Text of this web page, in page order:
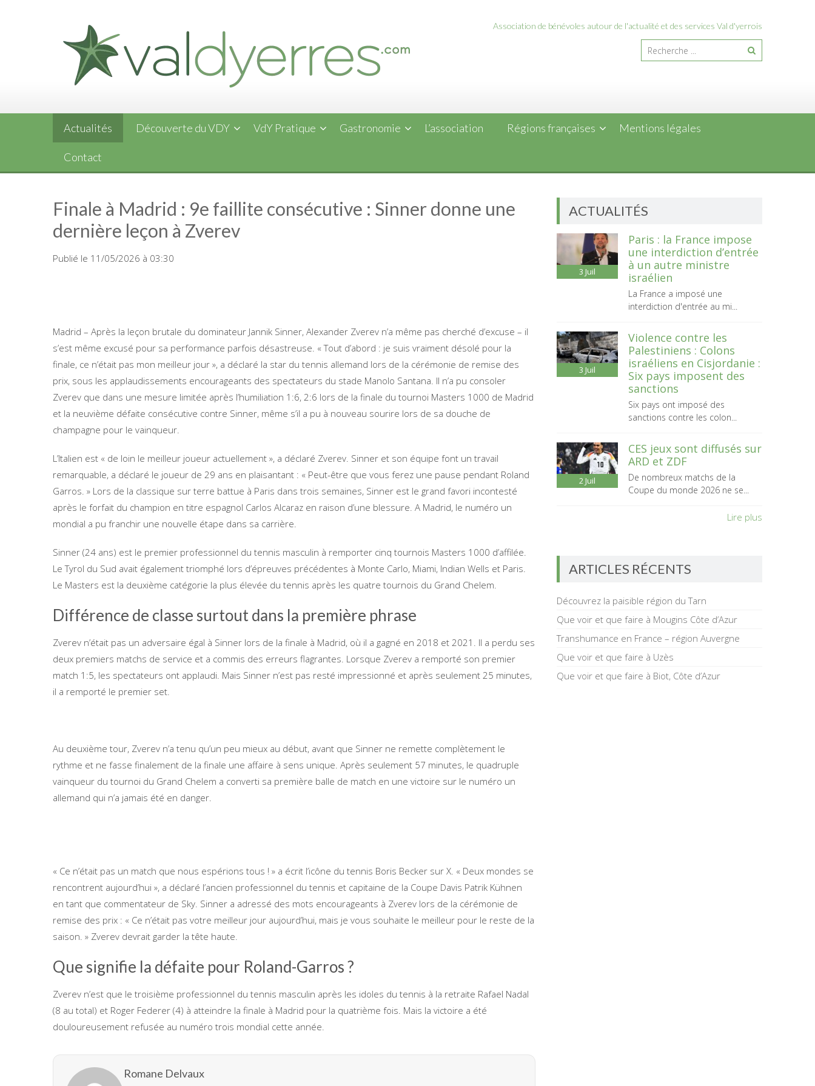
Association de bénévoles autour de l'actualité et des services Val d'yerrois
Actualités Découverte du VDY VdY Pratique Gastronomie L’association Régions françaises Mentions légales
Contact
Finale à Madrid : 9e faillite consécutive : Sinner donne une
dernière leçon à Zverev
Publié le 11/05/2026 à 03:30
Madrid – Après la leçon brutale du dominateur Jannik Sinner, Alexander Zverev n’a même pas cherché d’excuse – il
s’est même excusé pour sa performance parfois désastreuse. « Tout d’abord : je suis vraiment désolé pour la
finale, ce n’était pas mon meilleur jour », a déclaré la star du tennis allemand lors de la cérémonie de remise des
prix, sous les applaudissements encourageants des spectateurs du stade Manolo Santana. Il n’a pu consoler
Zverev que dans une mesure limitée après l’humiliation 1:6, 2:6 lors de la finale du tournoi Masters 1000 de Madrid
et la neuvième défaite consécutive contre Sinner, même s’il a pu à nouveau sourire lors de sa douche de
champagne pour le vainqueur.
L’Italien est « de loin le meilleur joueur actuellement », a déclaré Zverev. Sinner et son équipe font un travail
remarquable, a déclaré le joueur de 29 ans en plaisantant : « Peut-être que vous ferez une pause pendant Roland
Garros. » Lors de la classique sur terre battue à Paris dans trois semaines, Sinner est le grand favori incontesté
après le forfait du champion en titre espagnol Carlos Alcaraz en raison d’une blessure. A Madrid, le numéro un
mondial a pu franchir une nouvelle étape dans sa carrière.
Sinner (24 ans) est le premier professionnel du tennis masculin à remporter cinq tournois Masters 1000 d’affilée.
Le Tyrol du Sud avait également triomphé lors d’épreuves précédentes à Monte Carlo, Miami, Indian Wells et Paris.
Le Masters est la deuxième catégorie la plus élevée du tennis après les quatre tournois du Grand Chelem.
Différence de classe surtout dans la première phrase
Zverev n’était pas un adversaire égal à Sinner lors de la finale à Madrid, où il a gagné en 2018 et 2021. Il a perdu ses
deux premiers matchs de service et a commis des erreurs flagrantes. Lorsque Zverev a remporté son premier
match 1:5, les spectateurs ont applaudi. Mais Sinner n’est pas resté impressionné et après seulement 25 minutes,
il a remporté le premier set.
Au deuxième tour, Zverev n’a tenu qu’un peu mieux au début, avant que Sinner ne remette complètement le
rythme et ne fasse finalement de la finale une affaire à sens unique. Après seulement 57 minutes, le quadruple
vainqueur du tournoi du Grand Chelem a converti sa première balle de match en une victoire sur le numéro un
allemand qui n’a jamais été en danger.
« Ce n’était pas un match que nous espérions tous ! » a écrit l’icône du tennis Boris Becker sur X. « Deux mondes se
rencontrent aujourd’hui », a déclaré l’ancien professionnel du tennis et capitaine de la Coupe Davis Patrik Kühnen
en tant que commentateur de Sky. Sinner a adressé des mots encourageants à Zverev lors de la cérémonie de
remise des prix : « Ce n’était pas votre meilleur jour aujourd’hui, mais je vous souhaite le meilleur pour le reste de la
saison. » Zverev devrait garder la tête haute.
Que signifie la défaite pour Roland-Garros ?
Zverev n’est que le troisième professionnel du tennis masculin après les idoles du tennis à la retraite Rafael Nadal
(8 au total) et Roger Federer (4) à atteindre la finale à Madrid pour la quatrième fois. Mais la victoire a été
douloureusement refusée au numéro trois mondial cette année.
Romane Delvaux
ACTUALITÉS
3 Juil
Paris : la France impose
une interdiction d’entrée
à un autre ministre
israélien
La France a imposé une
interdiction d'entrée au mi...
3 Juil
Violence contre les
Palestiniens : Colons
israéliens en Cisjordanie :
Six pays imposent des
sanctions
Six pays ont imposé des
sanctions contre les colon...
2 Juil
CES jeux sont diffusés sur
ARD et ZDF
De nombreux matchs de la
Coupe du monde 2026 ne se...
Lire plus
ARTICLES RÉCENTS
Découvrez la paisible région du Tarn
Que voir et que faire à Mougins Côte d’Azur
Transhumance en France – région Auvergne
Que voir et que faire à Uzès
Que voir et que faire à Biot, Côte d’Azur